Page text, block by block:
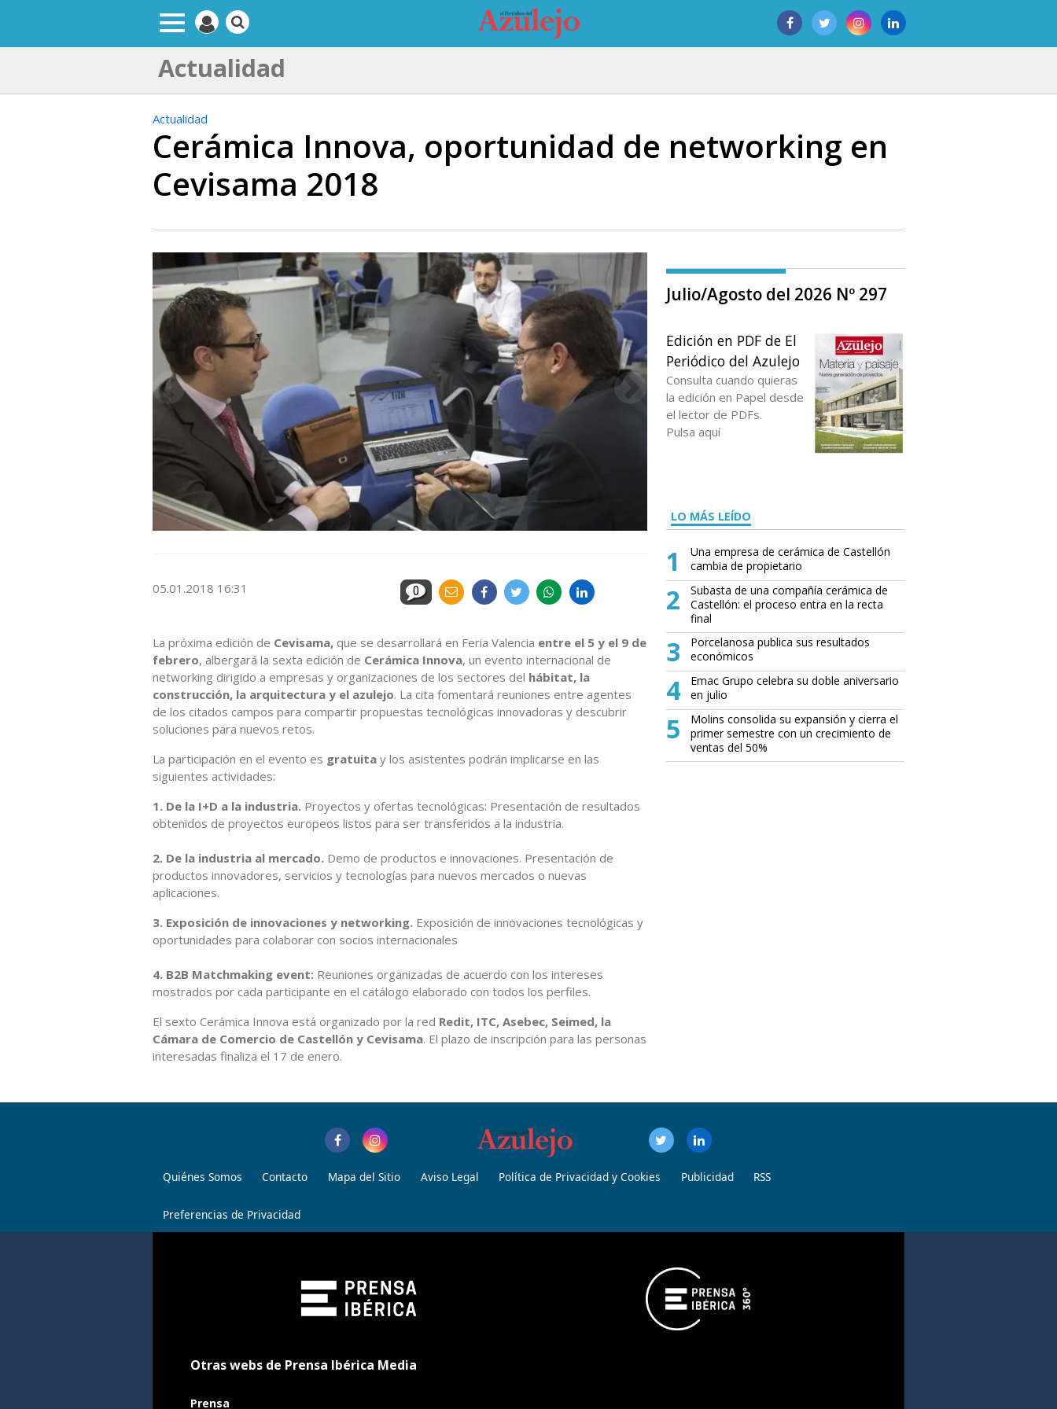
Actualidad
Actualidad
Cerámica Innova, oportunidad de networking en
Cevisama 2018
05.01.2018 16:31 0
La próxima edición de Cevisama, que se desarrollará en Feria Valencia entre el 5 y el 9 de
febrero, albergará la sexta edición de Cerámica Innova, un evento internacional de
networking dirigido a empresas y organizaciones de los sectores del hábitat, la
construcción, la arquitectura y el azulejo. La cita fomentará reuniones entre agentes
de los citados campos para compartir propuestas tecnológicas innovadoras y descubrir
soluciones para nuevos retos.
La participación en el evento es gratuita y los asistentes podrán implicarse en las
siguientes actividades:
1. De la I+D a la industria. Proyectos y ofertas tecnológicas: Presentación de resultados
obtenidos de proyectos europeos listos para ser transferidos a la industria.
2. De la industria al mercado. Demo de productos e innovaciones. Presentación de
productos innovadores, servicios y tecnologías para nuevos mercados o nuevas
aplicaciones.
3. Exposición de innovaciones y networking. Exposición de innovaciones tecnológicas y
oportunidades para colaborar con socios internacionales
4. B2B Matchmaking event: Reuniones organizadas de acuerdo con los intereses
mostrados por cada participante en el catálogo elaborado con todos los perfiles.
El sexto Cerámica Innova está organizado por la red Redit, ITC, Asebec, Seimed, la
Cámara de Comercio de Castellón y Cevisama. El plazo de inscripción para las personas
interesadas finaliza el 17 de enero.
Julio/Agosto del 2026 Nº 297
Edición en PDF de El
Periódico del Azulejo
Consulta cuando quieras
la edición en Papel desde
el lector de PDFs.
Pulsa aquí
LO MÁS LEÍDO
1
Una empresa de cerámica de Castellón
cambia de propietario
2
Subasta de una compañía cerámica de
Castellón: el proceso entra en la recta
final
3
Porcelanosa publica sus resultados
económicos
4
Emac Grupo celebra su doble aniversario
en julio
5
Molins consolida su expansión y cierra el
primer semestre con un crecimiento de
ventas del 50%
Quiénes Somos Contacto Mapa del Sitio Aviso Legal Política de Privacidad y Cookies Publicidad RSS
Preferencias de Privacidad
Otras webs de Prensa Ibérica Media
Prensa